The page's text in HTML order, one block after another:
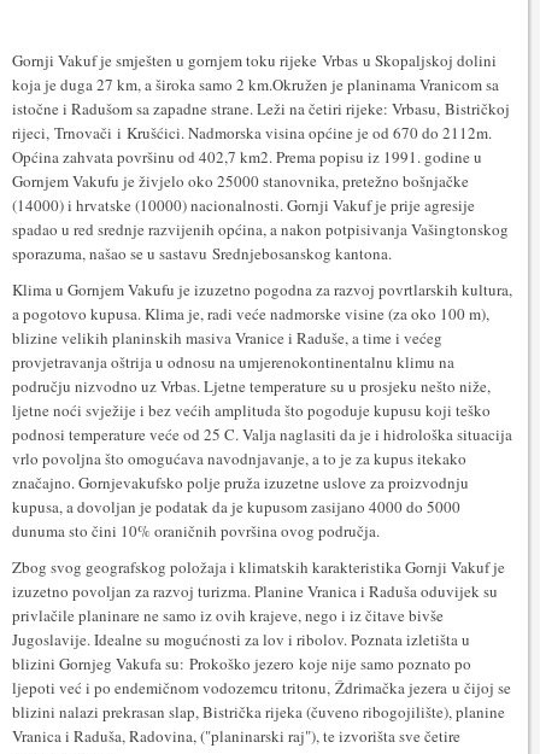
Gornji Vakuf je smješten u gornjem toku rijeke Vrbas u Skopaljskoj dolini
koja je duga 27 km, a široka samo 2 km.Okružen je planinama Vranicom sa
istočne i Radušom sa zapadne strane. Leži na četiri rijeke: Vrbasu, Bistričkoj
rijeci, Trnovači i Krušćici. Nadmorska visina općine je od 670 do 2112m.
Općina zahvata površinu od 402,7 km2. Prema popisu iz 1991. godine u
Gornjem Vakufu je živjelo oko 25000 stanovnika, pretežno bošnjačke
(14000) i hrvatske (10000) nacionalnosti. Gornji Vakuf je prije agresije
spadao u red srednje razvijenih općina, a nakon potpisivanja Vašingtonskog
sporazuma, našao se u sastavu Srednjebosanskog kantona.
Klima u Gornjem Vakufu je izuzetno pogodna za razvoj povrtlarskih kultura,
a pogotovo kupusa. Klima je, radi veće nadmorske visine (za oko 100 m),
blizine velikih planinskih masiva Vranice i Raduše, a time i većeg
provjetravanja oštrija u odnosu na umjerenokontinentalnu klimu na
području nizvodno uz Vrbas. Ljetne temperature su u prosjeku nešto niže,
ljetne noći svježije i bez većih amplituda što pogoduje kupusu koji teško
podnosi temperature veće od 25 C. Valja naglasiti da je i hidrološka situacija
vrlo povoljna što omogućava navodnjavanje, a to je za kupus itekako
značajno. Gornjevakufsko polje pruža izuzetne uslove za proizvodnju
kupusa, a dovoljan je podatak da je kupusom zasijano 4000 do 5000
dunuma sto čini 10% oraničnih površina ovog područja.
Zbog svog geografskog položaja i klimatskih karakteristika Gornji Vakuf je
izuzetno povoljan za razvoj turizma. Planine Vranica i Raduša oduvijek su
privlačile planinare ne samo iz ovih krajeve, nego i iz čitave bivše
Jugoslavije. Idealne su mogućnosti za lov i ribolov. Poznata izletišta u
blizini Gornjeg Vakufa su: Prokoško jezero koje nije samo poznato po
ljepoti već i po endemičnom vodozemcu tritonu, Ždrimačka jezera u čijoj se
blizini nalazi prekrasan slap, Bistrička rijeka (čuveno ribogojilište), planine
Vranica i Raduša, Radovina, ("planinarski raj"), te izvorišta sve četire